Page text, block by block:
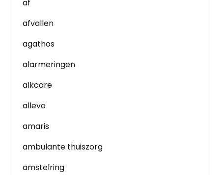
af
afvallen
agathos
alarmeringen
alkcare
allevo
amaris
ambulante thuiszorg
amstelring